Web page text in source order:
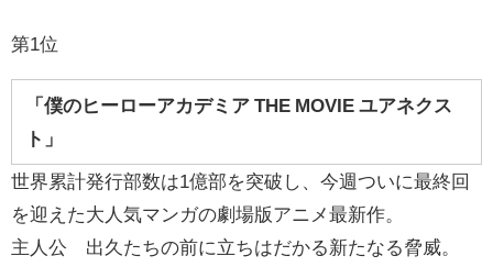
第1位
「僕のヒーローアカデミア THE MOVIE ユアネクス
ト」
世界累計発行部数は1億部を突破し、今週ついに最終回
を迎えた大人気マンガの劇場版アニメ最新作。
主人公 出久たちの前に立ちはだかる新たなる脅威。